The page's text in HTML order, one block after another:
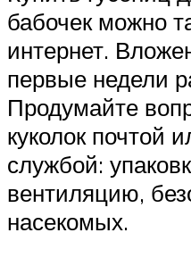
бабочек можно
интернет.
первые недели
Продумайте
куколок почтой
службой:
вентиляцию,
насекомых.